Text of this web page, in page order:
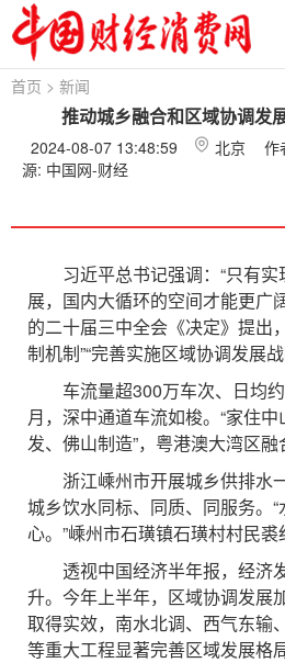
首页 > 新闻
推动城乡融合和区域协调发
2024-08-07 13:48:59 北京 作
源: 中国网-财经
习近平总书记强调：“只有实
展，国内大循环的空间才能更广
的二十届三中全会《决定》提出
制机制”“完善实施区域协调发展战
车流量超300万车次、日均
月，深中通道车流如梭。“家住中
发、佛山制造”，粤港澳大湾区融
浙江嵊州市开展城乡供排水
城乡饮水同标、同质、同服务。
心。”嵊州市石璜镇石璜村村民裘
透视中国经济半年报，经济
升。今年上半年，区域协调发展
取得实效，南水北调、西气东输
等重大工程显著完善区域发展格局